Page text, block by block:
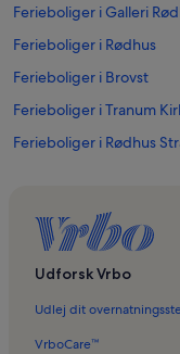
Ferieboliger i Galleri
Ferieboliger i Rødhus
Ferieboliger i Brovst
Ferieboliger i Tranum
Ferieboliger i Rødhus
Ferieboliger i
Ferieboliger i
Ferieboliger i Torslev Kirke
Ferieboliger i Koldmose
Ferieboliger i Ejstrup
Udforsk Vrbo
Udlej dit
VrboCare™